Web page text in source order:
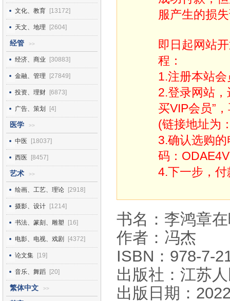
文化、教育 [13172]
天文、地理 [2604]
经管 >>
经济、商业 [30883]
金融、管理 [27849]
投资、理财 [6873]
广告、策划 [4]
医学 >>
中医 [18037]
西医 [8457]
艺术 >>
绘画、工艺、理论 [2918]
摄影、设计 [1214]
书法、篆刻、雕塑 [16]
电影、电视、戏剧 [4372]
论文集 [19]
音乐、舞蹈 [20]
繁体中文 >>
服产生的损
即日起网站
程：
1.注册本站会
2.登录网站，
买VIP会员”
(链接地址为
3.确认选购
码：
4.下一步，
书名：李鸿章
作者：冯杰
ISBN：978-7-
出版社：江苏
出版日期：